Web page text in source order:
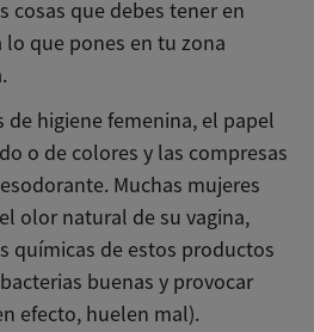
cosas que debes tener en
que pones en tu zona
de higiene femenina, el papel
o de colores y las compresas
Muchas mujeres
olor natural de su vagina,
químicas de estos productos
buenas y provocar
efecto, huelen mal).